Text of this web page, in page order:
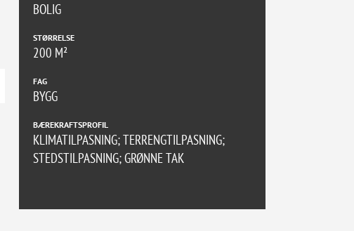
BOLIG
STØRRELSE
200 M²
FAG
BYGG
BÆREKRAFTSPROFIL
KLIMATILPASNING; TERRENGTILPASNING;
STEDSTILPASNING; GRØNNE TAK